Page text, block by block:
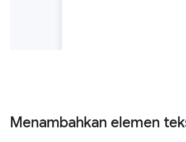
Menambahkan elemen